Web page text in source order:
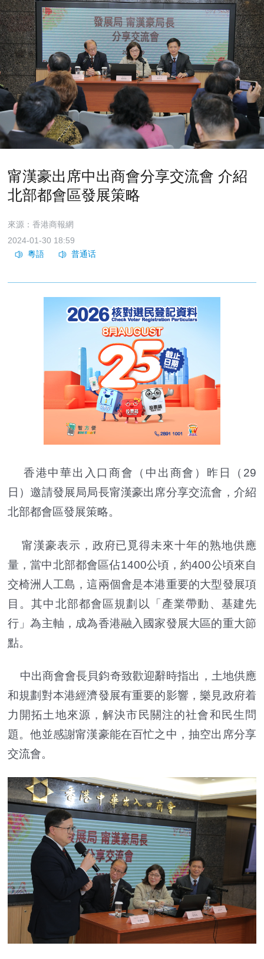
甯漢豪出席中出商會分享交流會 介紹
北部都會區發展策略
來源：香港商報網
2024-01-30 18:59
香港中華出入口商會（中出商會）昨日（29
日）邀請發展局局長甯漢豪出席分享交流會，介紹
北部都會區發展策略。
甯漢豪表示，政府已覓得未來十年的熟地供應
量，當中北部都會區佔1400公頃，約400公頃來自
交椅洲人工島，這兩個會是本港重要的大型發展項
目。其中北部都會區規劃以「產業帶動、基建先
行」為主軸，成為香港融入國家發展大區的重大節
點。
中出商會會長貝鈞奇致歡迎辭時指出，土地供應
和規劃對本港經濟發展有重要的影響，樂見政府着
力開拓土地來源，解決市民關注的社會和民生問
題。他並感謝甯漢豪能在百忙之中，抽空出席分享
交流會。